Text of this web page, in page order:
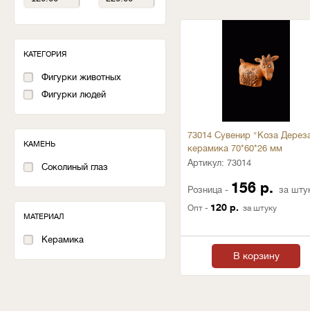
КАТЕГОРИЯ
Фигурки животных
Фигурки людей
КАМЕНЬ
Соколиный глаз
МАТЕРИАЛ
Керамика
73014 Сувенир "Коза
керамика 70*60*26 мм
Артикул: 73014
Розница - 156 р. за
Опт - 120 р. за штуку
В корзину